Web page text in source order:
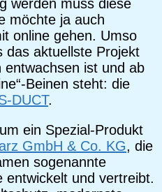
werden muss diese
möchte ja auch
online gehen. Umso
das aktuellste Projekt
entwachsen ist und ab
Beinen steht: die
DUCT.
ein Spezial-Produkt
GmbH & Co. KG, die
sogenannte
entwickelt und vertreibt.